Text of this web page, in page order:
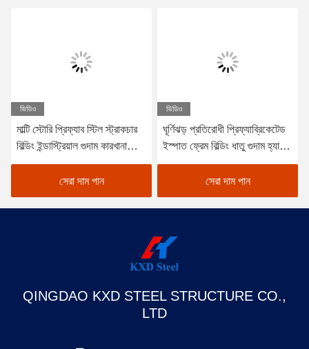
ভিডিও
মাল্টি স্টোরি প্রিফ্যাব স্টিল স্ট্রাকচার
বিল্ডিং ইন্ডাস্ট্রিয়াল গুদাম কারখানা
বিল্ডিং
সেরা দাম পান
ভিডিও
ঘূর্ণিঝড় প্রতিরোধী প্রিফ্যাব্রিকেটেড
ইস্পাত ফ্রেম বিল্ডিং ধাতু গুদাম হ্যাঙ্গার
অফিস ওয়ার্কশপ
সেরা দাম পান
QINGDAO KXD STEEL STRUCTURE CO.,
LTD